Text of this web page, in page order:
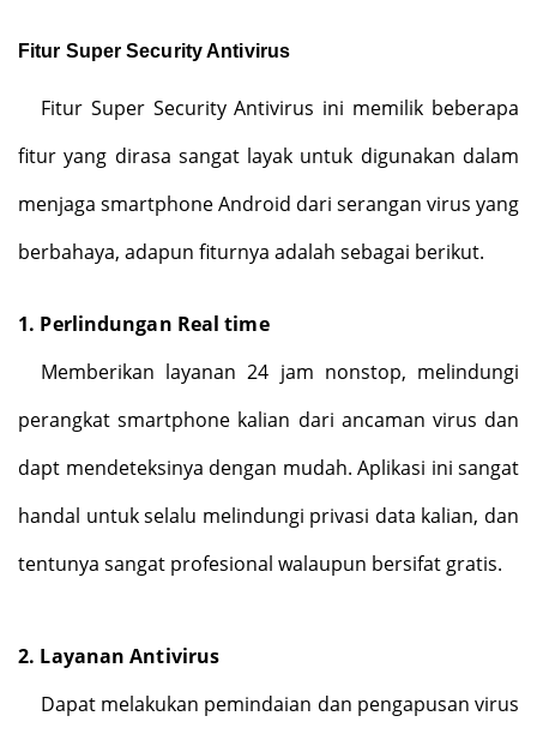
Fitur Super Security Antivirus
Fitur Super Security Antivirus ini memilik beberapa
fitur yang dirasa sangat layak untuk digunakan dalam
menjaga smartphone Android dari serangan virus yang
berbahaya, adapun fiturnya adalah sebagai berikut.
1. Perlindungan Real time
Memberikan layanan 24 jam nonstop, melindungi
perangkat smartphone kalian dari ancaman virus dan
dapt mendeteksinya dengan mudah. Aplikasi ini sangat
handal untuk selalu melindungi privasi data kalian, dan
tentunya sangat profesional walaupun bersifat gratis.
2. Layanan Antivirus
Dapat melakukan pemindaian dan pengapusan virus